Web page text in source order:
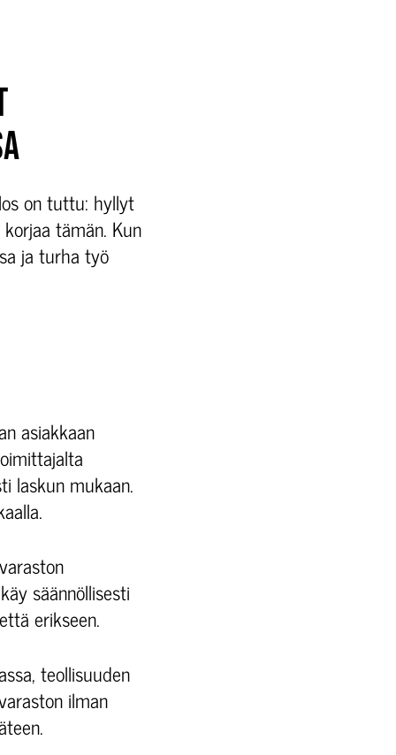
on tuttu: hyllyt
tämän. Kun
ja turha työ
asiakkaan
laskun mukaan.
säännöllisesti
erikseen.
teollisuuden
ilman